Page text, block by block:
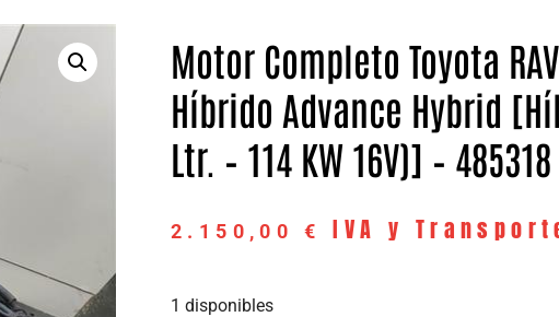
Motor Completo Toyota
Híbrido Advance Hybrid
Ltr. – 114 KW 16V)] – 485318
2.150,00 € IVA y
1 disponibles